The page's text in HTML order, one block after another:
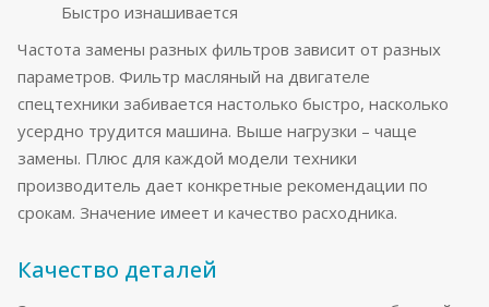
Быстро изнашивается
Частота замены разных фильтров зависит от разных
параметров. Фильтр масляный на двигателе
спецтехники забивается настолько быстро, насколько
усердно трудится машина. Выше нагрузки – чаще
замены. Плюс для каждой модели техники
производитель дает конкретные рекомендации по
срокам. Значение имеет и качество расходника.
Качество деталей